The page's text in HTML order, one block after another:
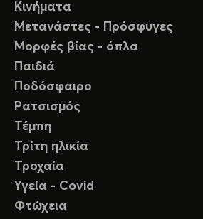
Κινήματα
Μετανάστες - Πρόσφυγες
Μορφές βίας - όπλα
Παιδιά
Ποδόσφαιρο
Ρατσισμός
Τέμπη
Τρίτη ηλικία
Τροχαία
Υγεία - Covid
Φτώχεια